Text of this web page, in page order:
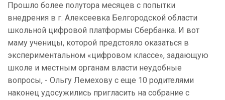
Прошло более полутора месяцев с попытки
внедрения в г. Алексеевка Белгородской области
школьной цифровой платформы Сбербанка. И вот
маму ученицы, которой предстояло оказаться в
экспериментальном «цифровом классе», задающую
школе и местным органам власти неудобные
вопросы, - Ольгу Лемехову с еще 10 родителями
наконец удосужились пригласить на собрание с